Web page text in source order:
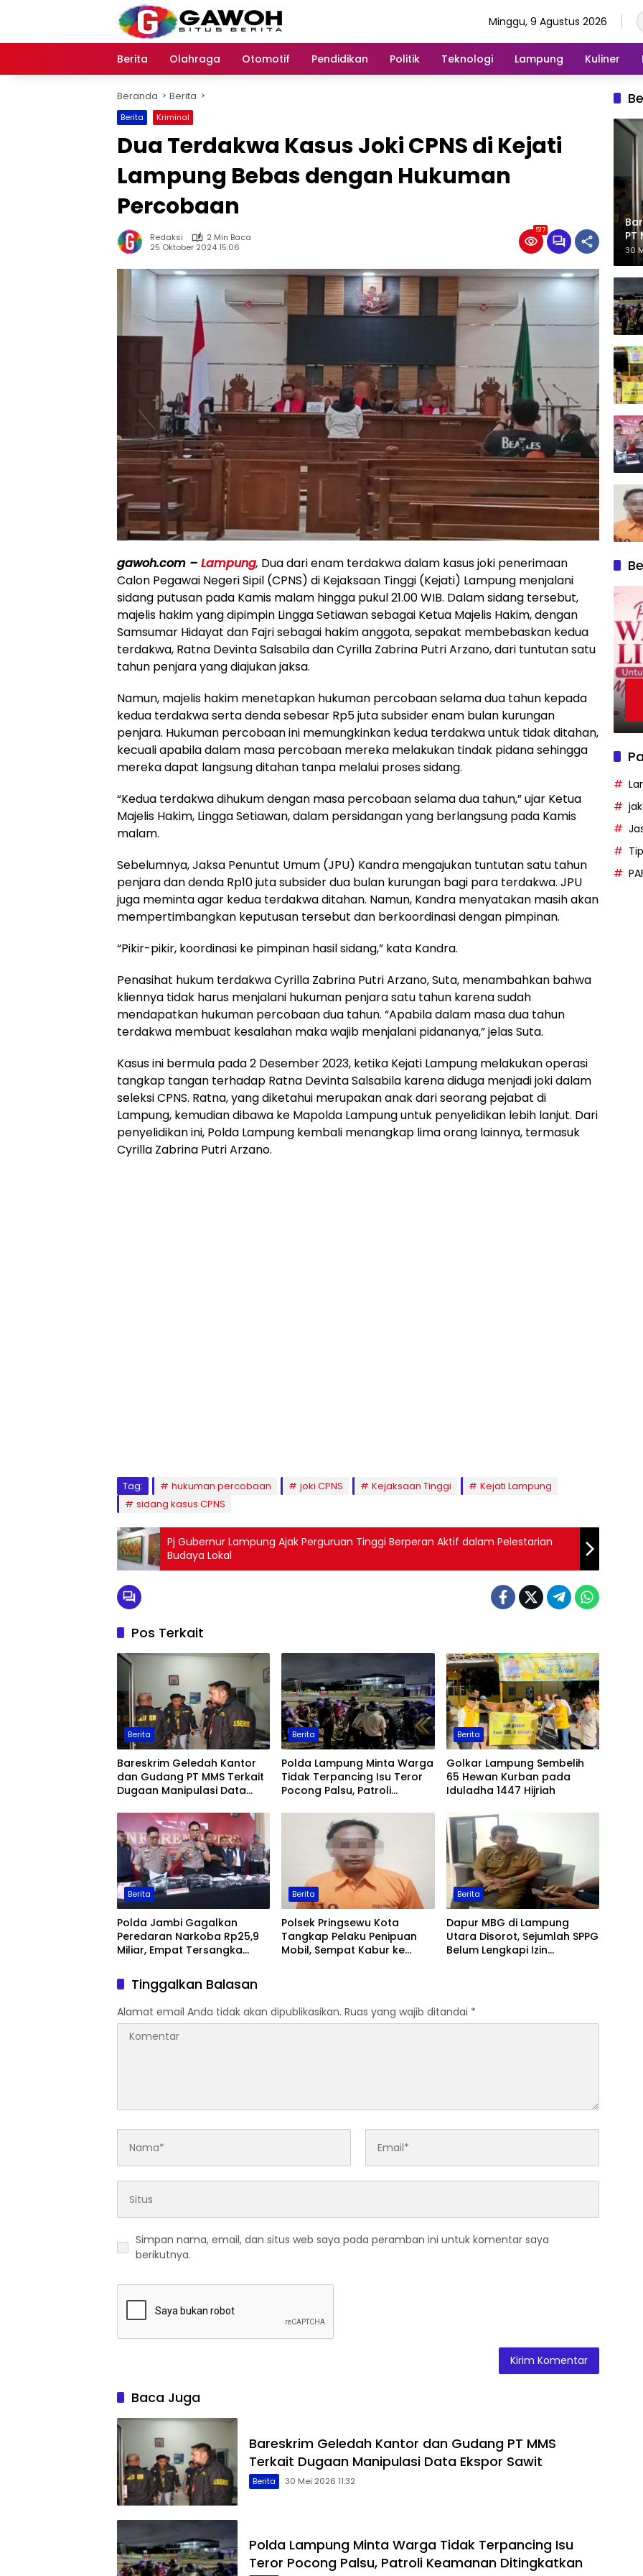
Minggu, 9 Agustus 2026
Berita Olahraga Otomotif Pendidikan Politik Teknologi Lampung Kuliner
Beranda Berita
Berita Kriminal
Dua Terdakwa Kasus Joki CPNS di Kejati
Lampung Bebas dengan Hukuman
Percobaan
Redaksi
2 Min Baca
25 Oktober 2024 15:06
517
gawoh.com – Lampung, Dua dari enam terdakwa dalam kasus joki penerimaan
Calon Pegawai Negeri Sipil (CPNS) di Kejaksaan Tinggi (Kejati) Lampung menjalani
sidang putusan pada Kamis malam hingga pukul 21.00 WIB. Dalam sidang tersebut,
majelis hakim yang dipimpin Lingga Setiawan sebagai Ketua Majelis Hakim, dengan
Samsumar Hidayat dan Fajri sebagai hakim anggota, sepakat membebaskan kedua
terdakwa, Ratna Devinta Salsabila dan Cyrilla Zabrina Putri Arzano, dari tuntutan satu
tahun penjara yang diajukan jaksa.
Namun, majelis hakim menetapkan hukuman percobaan selama dua tahun kepada
kedua terdakwa serta denda sebesar Rp5 juta subsider enam bulan kurungan
penjara. Hukuman percobaan ini memungkinkan kedua terdakwa untuk tidak ditahan,
kecuali apabila dalam masa percobaan mereka melakukan tindak pidana sehingga
mereka dapat langsung ditahan tanpa melalui proses sidang.
“Kedua terdakwa dihukum dengan masa percobaan selama dua tahun,” ujar Ketua
Majelis Hakim, Lingga Setiawan, dalam persidangan yang berlangsung pada Kamis
malam.
Sebelumnya, Jaksa Penuntut Umum (JPU) Kandra mengajukan tuntutan satu tahun
penjara dan denda Rp10 juta subsider dua bulan kurungan bagi para terdakwa. JPU
juga meminta agar kedua terdakwa ditahan. Namun, Kandra menyatakan masih akan
mempertimbangkan keputusan tersebut dan berkoordinasi dengan pimpinan.
“Pikir-pikir, koordinasi ke pimpinan hasil sidang,” kata Kandra.
Penasihat hukum terdakwa Cyrilla Zabrina Putri Arzano, Suta, menambahkan bahwa
kliennya tidak harus menjalani hukuman penjara satu tahun karena sudah
mendapatkan hukuman percobaan dua tahun. “Apabila dalam masa dua tahun
terdakwa membuat kesalahan maka wajib menjalani pidananya,” jelas Suta.
Kasus ini bermula pada 2 Desember 2023, ketika Kejati Lampung melakukan operasi
tangkap tangan terhadap Ratna Devinta Salsabila karena diduga menjadi joki dalam
seleksi CPNS. Ratna, yang diketahui merupakan anak dari seorang pejabat di
Lampung, kemudian dibawa ke Mapolda Lampung untuk penyelidikan lebih lanjut. Dari
penyelidikan ini, Polda Lampung kembali menangkap lima orang lainnya, termasuk
Cyrilla Zabrina Putri Arzano.
Tag: hukuman percobaan joki CPNS Kejaksaan Tinggi
Kejati Lampung
sidang kasus CPNS
Pj Gubernur Lampung Ajak Perguruan Tinggi Berperan Aktif dalam Pelestarian
Budaya Lokal
Pos Terkait
Berita
Bareskrim Geledah Kantor
dan Gudang PT MMS Terkait
Dugaan Manipulasi Data
Berita
Polda Lampung Minta Warga
Tidak Terpancing Isu Teror
Pocong Palsu, Patroli
Berita
Golkar Lampung Sembelih
65 Hewan Kurban pada
Iduladha 1447 Hijriah
Berita
Polda Jambi Gagalkan
Peredaran Narkoba Rp25,9
Miliar, Empat Tersangka
Berita
Polsek Pringsewu Kota
Tangkap Pelaku Penipuan
Mobil, Sempat Kabur ke
Berita
Dapur MBG di Lampung
Utara Disorot, Sejumlah SPPG
Belum Lengkapi Izin
Tinggalkan Balasan
Alamat email Anda tidak akan dipublikasikan. Ruas yang wajib ditandai *
Simpan nama, email, dan situs web saya pada peramban ini untuk komentar saya
berikutnya.
Baca Juga
Bareskrim Geledah Kantor dan Gudang PT MMS
Terkait Dugaan Manipulasi Data Ekspor Sawit
Berita 30 Mei 2026 11:32
Polda Lampung Minta Warga Tidak Terpancing Isu
Teror Pocong Palsu, Patroli Keamanan Ditingkatkan
PT
30